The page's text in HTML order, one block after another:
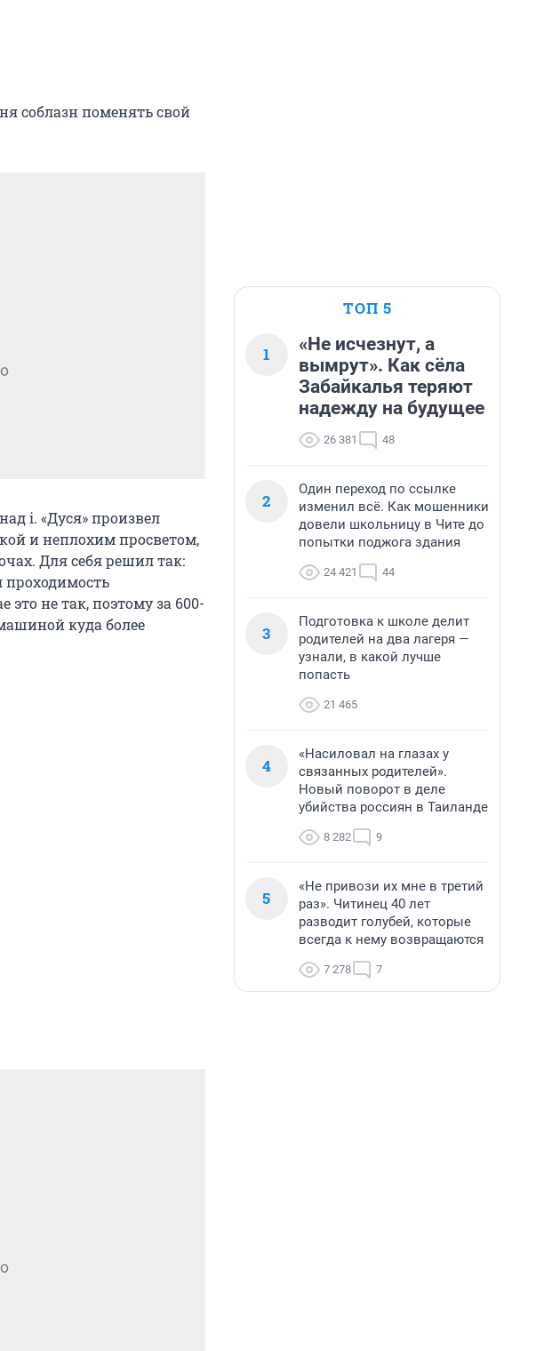
соблазн поменять свой
i. «Дуся» произвел
и неплохим просветом,
Для себя решил так:
проходимость
это не так, поэтому за 600-
куда более
ТОП 5
1
«Не исчезнут, а
вымрут». Как сёла
Забайкалья теряют
надежду на будущее
26 381 48
2
Один переход по ссылке
изменил всё. Как мошенники
довели школьницу в Чите до
попытки поджога здания
24 421 44
3
Подготовка к школе делит
родителей на два лагеря —
узнали, в какой лучше
попасть
21 465
4
«Насиловал на глазах у
связанных родителей».
Новый поворот в деле
убийства россиян в Таиланде
8 282 9
5
«Не привози их мне в третий
раз». Читинец 40 лет
разводит голубей, которые
всегда к нему возвращаются
7 278 7